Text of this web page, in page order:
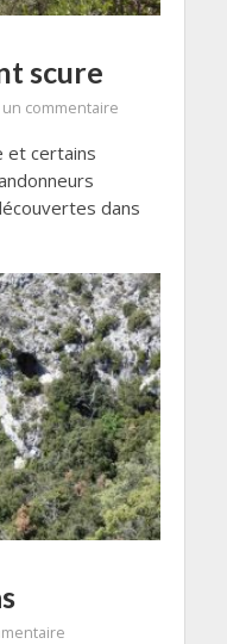
scure
commentaire
et certains
dans